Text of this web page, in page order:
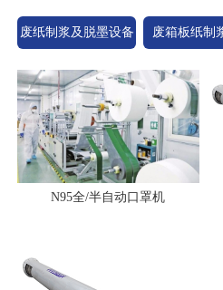
废纸制浆及脱墨设备 废箱板纸制
N95全/半自动口罩机